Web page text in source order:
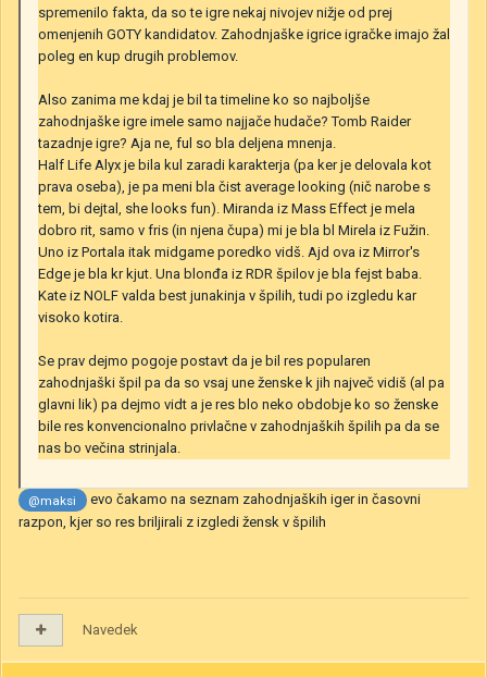
spremenilo fakta, da so te igre nekaj nivojev nižje od prej
omenjenih GOTY kandidatov. Zahodnjaške igrice igračke imajo žal
poleg en kup drugih problemov.
Also zanima me kdaj je bil ta timeline ko so najboljše
zahodnjaške igre imele samo najjače hudače? Tomb Raider
tazadnje igre? Aja ne, ful so bla deljena mnenja.
Half Life Alyx je bila kul zaradi karakterja (pa ker je delovala kot
prava oseba), je pa meni bla čist average looking (nič narobe s
tem, bi dejtal, she looks fun). Miranda iz Mass Effect je mela
dobro rit, samo v fris (in njena čupa) mi je bla bl Mirela iz Fužin.
Uno iz Portala itak midgame poredko vidš. Ajd ova iz Mirror's
Edge je bla kr kjut. Una blonđa iz RDR špilov je bla fejst baba.
Kate iz NOLF valda best junakinja v špilih, tudi po izgledu kar
visoko kotira.
Se prav dejmo pogoje postavt da je bil res popularen
zahodnjaški špil pa da so vsaj une ženske k jih največ vidiš (al pa
glavni lik) pa dejmo vidt a je res blo neko obdobje ko so ženske
bile res konvencionalno privlačne v zahodnjaških špilih pa da se
nas bo večina strinjala.
@maksi
evo čakamo na seznam zahodnjaških iger in časovni
razpon, kjer so res briljirali z izgledi žensk v špilih
Navedek